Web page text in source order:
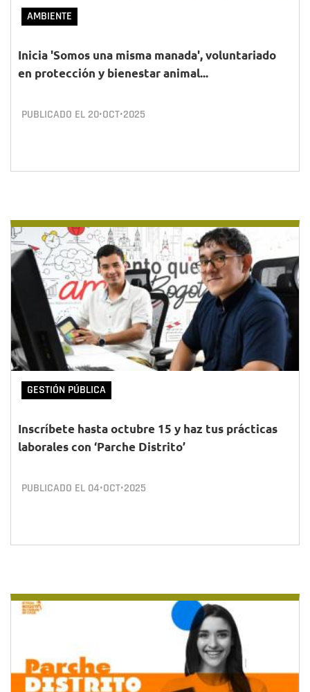
AMBIENTE
Inicia 'Somos una misma manada', voluntariado
en protección y bienestar animal...
PUBLICADO EL 20•OCT•2025
GESTIÓN PÚBLICA
Inscríbete hasta octubre 15 y haz tus prácticas
laborales con ‘Parche Distrito’
PUBLICADO EL 04•OCT•2025